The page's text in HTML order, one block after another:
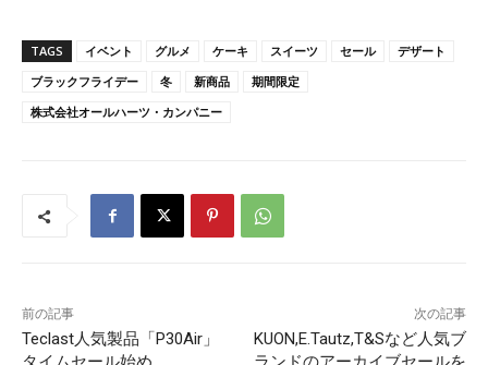
TAGS イベント グルメ ケーキ スイーツ セール
デザート
ブラックフライデー
冬 新商品
期間限定
株式会社オールハーツ・カンパニー
前の記事
Teclast人気製品「P30Air」
次の記事
KUON,E.Tautz,T&Sなど人気ブ